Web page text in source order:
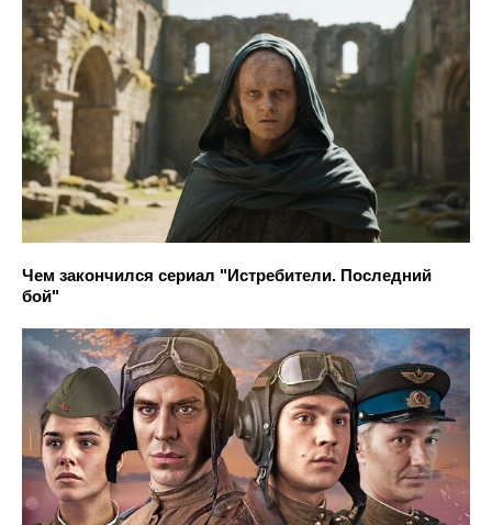
Чем закончился сериал "Истребители. Последний
бой"